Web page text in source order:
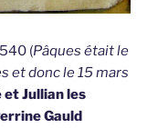
(Pâques était le
et donc le 15 mars
et Jullian les
Gauld